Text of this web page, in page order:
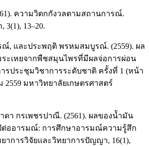
ความวิตกกังวลตามสถานการณ์.
13–20.
, และประพฤติ พรหมสมบูรณ์. (2559). ผล
ะเหยจากพืชสมุนไพรที่มีผลจ่อการผ่อน
รประชุมวิชาการระดับชาติ ครั้งที่ 1 (หน้า
2559 มหาวิทยาลัยเกษตรศาสตร์
ดา กรเพชรปาณี. (2561). ผลของน้ำมัน
ต่ออารมณ์: การศึกษาอารมณ์ความรู้สึก
าการวิจัยและวิทยาการปัญญา, 16(1),